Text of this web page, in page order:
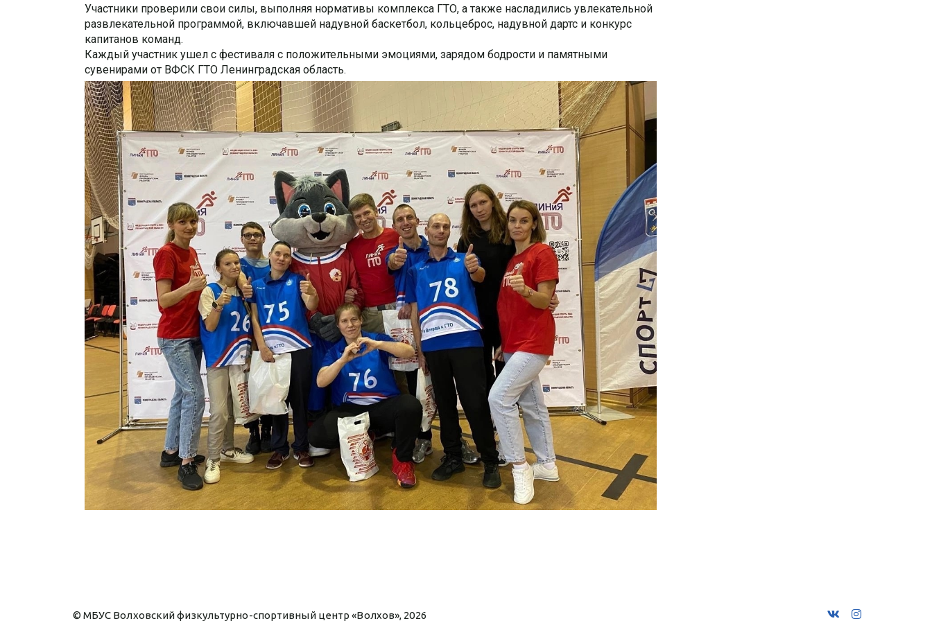
Участники проверили свои силы, выполняя нормативы комплекса ГТО, а также насладились увлекательной
развлекательной программой, включавшей надувной баскетбол, кольцеброс, надувной дартс и конкурс
капитанов команд.
Каждый участник ушел с фестиваля с положительными эмоциями, зарядом бодрости и памятными
сувенирами от ВФСК ГТО Ленинградская область.
© МБУС Волховский физкультурно-спортивный центр «Волхов», 2026